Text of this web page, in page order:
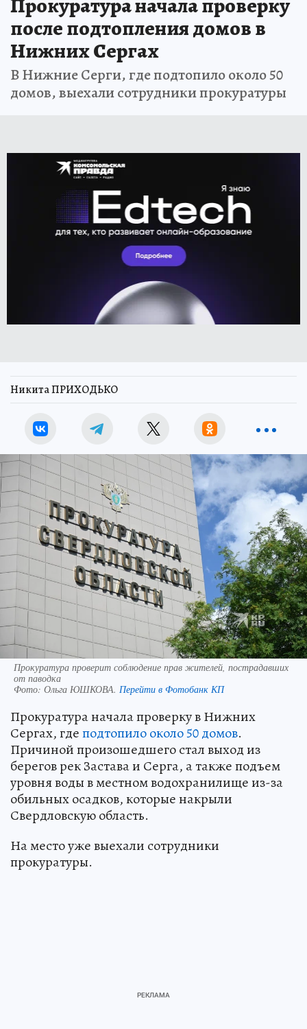
после подтопления домов в
Нижних Сергах
В Нижние Серги, где подтопило около 50
домов, выехали сотрудники прокуратуры
Никита ПРИХОДЬКО
Прокуратура проверит соблюдение прав жителей, пострадавших
от паводка
Фото: Ольга ЮШКОВА. Перейти в Фотобанк КП
Прокуратура начала проверку в Нижних
Сергах, гдеподтопило около 50 домов.
Причиной произошедшего стал выход из
берегов рек Застава и Серга, а также подъем
уровня воды в местном водохранилище из-за
обильных осадков, которые накрыли
Свердловскую область.
На место уже выехали сотрудники
прокуратуры.